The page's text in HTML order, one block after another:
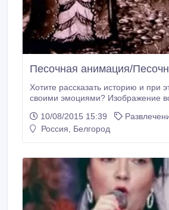
Песочная анимация/
Хотите рассказать историю и при
своими эмоциями? Изображение
ассоциации и сопереживание. А
анимация непременно даст
изображение и вовлечь в
10/08/2015 15:39
Россия, Белгород